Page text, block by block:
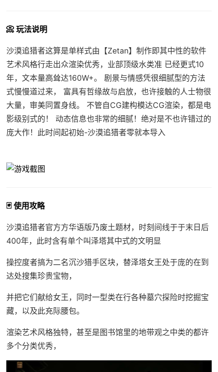
📀 玩法说明
沙漠追猎者这算是单样式由【Zetan】制作即其中性的软件
艺术风格行走出众渲染优秀，业部顶级水类准 已经更式10
年，文本量高耸达160W+。 剧景与情感凭很细腻型的方法
式慢慢道过来， 富具有哲缘故与启放，也许接触的人士物很
大量，审美同置身线。 不管自CG建构模达CG渲染，都是电
影级别式的！ 动态信息也非常的细腻！绝对是不也许错过的
庞大作！此时间起初始-沙漠追猎者零就本导入
🃏 使用攻略
沙漠追猎者官方方华语版乃废土题材，时刻间线于于末日后
400年，此时含有单个叫泽塔其中式的文明显
操控度者搞为二名沉沙猎手区块，替泽塔女王处于庞的在到
达处搜集珍贵宝物，
并把它们献给女王，同时一型类在行各种墓穴探险时挖掘宝
藏，以及此充际腰包。
渲染艺术风格独特，甚至是图书馆里的地带观之中类的都许
多个分类优秀，